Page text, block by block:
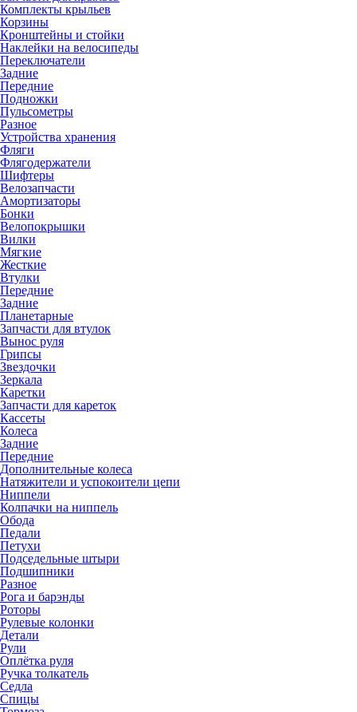
Комплекты крыльев
Корзины
Кронштейны и стойки
Наклейки на велосипеды
Переключатели
Задние
Передние
Подножки
Пульсометры
Разное
Устройства хранения
Фляги
Флягодержатели
Шифтеры
Велозапчасти
Амортизаторы
Бонки
Велопокрышки
Вилки
Мягкие
Жесткие
Втулки
Передние
Задние
Планетарные
Запчасти для втулок
Вынос руля
Грипсы
Звездочки
Зеркала
Каретки
Запчасти для кареток
Кассеты
Колеса
Задние
Передние
Дополнительные колеса
Натяжители и успокоители цепи
Ниппели
Колпачки на ниппель
Обода
Педали
Петухи
Подседельные штыри
Подшипники
Разное
Рога и барэнды
Роторы
Рулевые колонки
Детали
Рули
Оплётка руля
Ручка толкатель
Седла
Спицы